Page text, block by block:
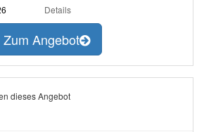
Details
Zum Angebot
dieses Angebot